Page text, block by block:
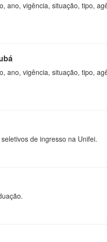
ano, vigência, situação, tipo,
ano, vigência, situação, tipo,
de ingresso na Unifei.